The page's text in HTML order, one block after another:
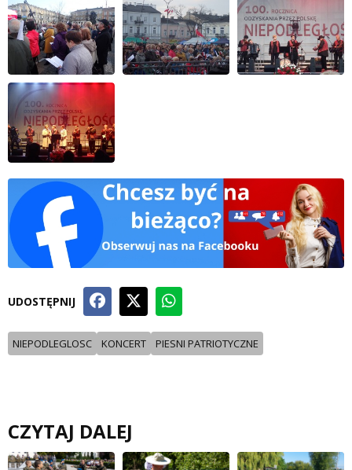
UDOSTĘPNIJ
NIEPODLEGLOSC KONCERT PIESNI PATRIOTYCZNE
CZYTAJ DALEJ